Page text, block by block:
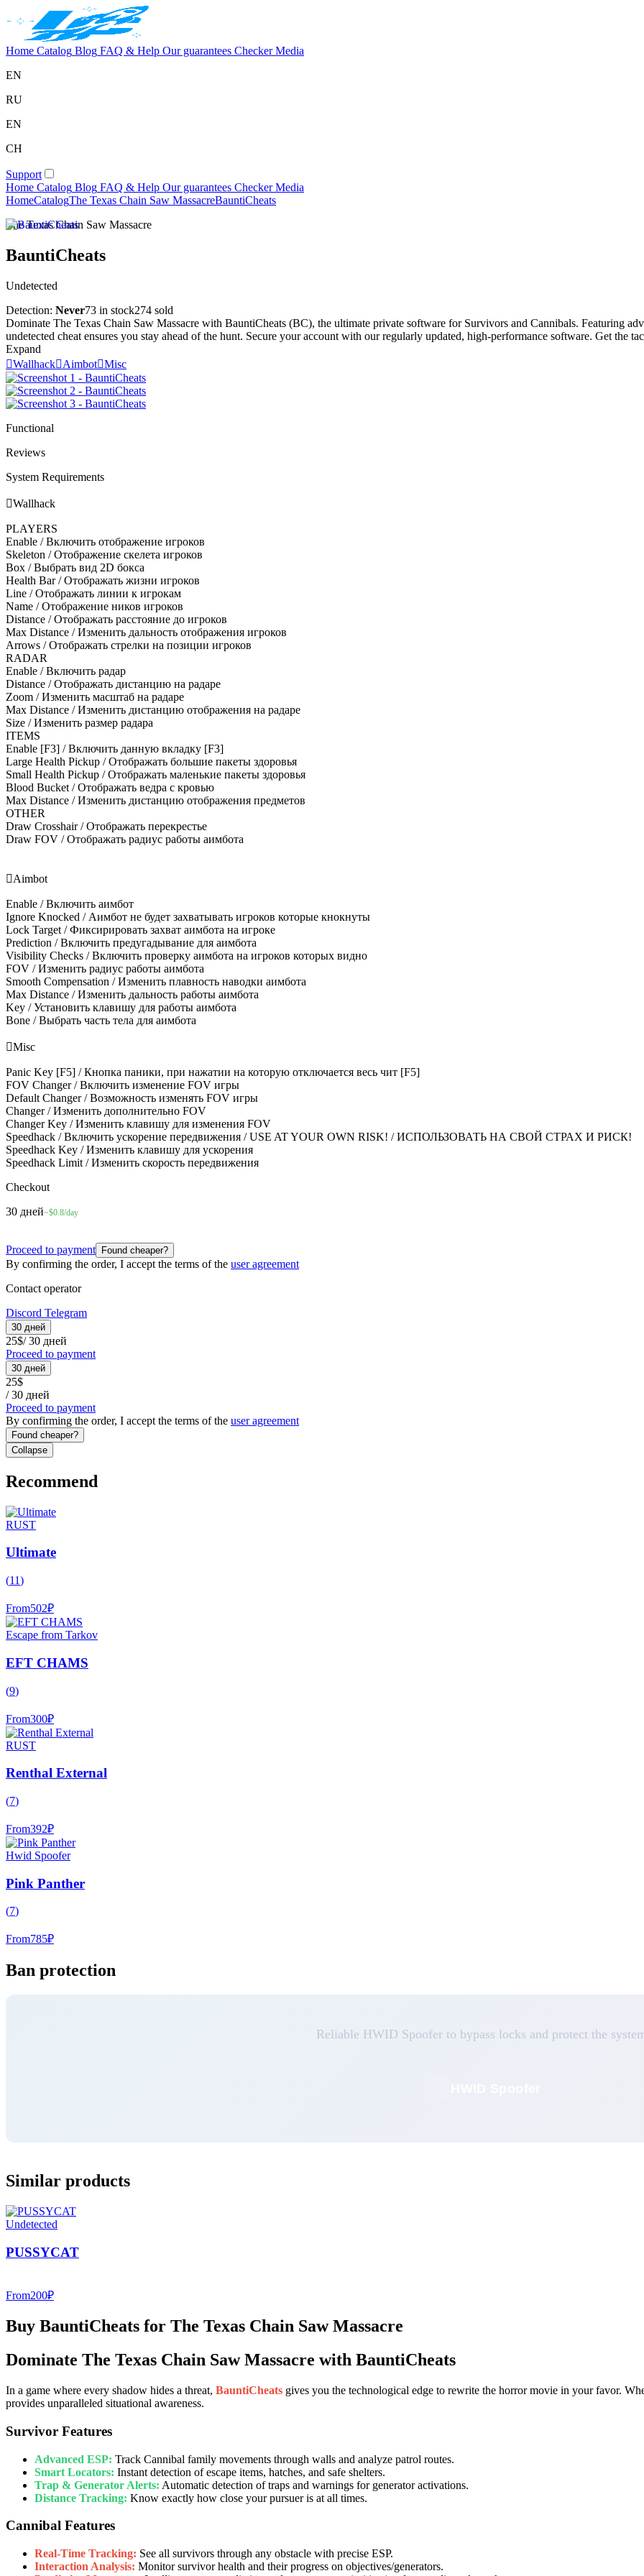
Home Catalog Blog FAQ & Help Our guarantees Checker Media
EN
RU
EN
CH
Support
Home Catalog Blog FAQ & Help Our guarantees Checker Media
HomeCatalogThe Texas Chain Saw MassacreBauntiCheats
The Texas Chain Saw Massacre
BauntiCheats
Undetected
Detection: Never73 in stock274 sold
Dominate The Texas Chain Saw Massacre with BauntiCheats (BC), the ultimate private software for Survivors and Cannibals. Featuring
undetected cheat ensures you stay ahead of the hunt. Secure your account with our regularly updated, high-performance software. Get the
Expand
WallhackAimbotMisc
Functional
Reviews
System Requirements
Wallhack
PLAYERS​
Enable / Включить отображение игроков
Skeleton / Отображение скелета игроков
Box / Выбрать вид 2D бокса
Health Bar / Отображать жизни игроков
Line / Отображать линии к игрокам
Name / Отображение ников игроков
Distance / Отображать расстояние до игроков
Max Distance / Изменить дальность отображения игроков
Arrows / Отображать стрелки на позиции игроков
RADAR​
Enable / Включить радар
Distance / Отображать дистанцию на радаре
Zoom / Изменить масштаб на радаре
Max Distance / Изменить дистанцию отображения на радаре
Size / Изменить размер радара
ITEMS​
Enable [F3] / Включить данную вкладку [F3]
Large Health Pickup / Отображать большие пакеты здоровья
Small Health Pickup / Отображать маленькие пакеты здоровья
Blood Bucket / Отображать ведра с кровью
Max Distance / Изменить дистанцию отображения предметов
OTHER​
Draw Crosshair / Отображать перекрестье
Draw FOV / Отображать радиус работы аимбота
Aimbot
Enable / Включить аимбот
Ignore Knocked / Аимбот не будет захватывать игроков которые кнокнуты
Lock Target / Фиксирировать захват аимбота на игроке
Prediction / Включить предугадывание для аимбота
Visibility Checks / Включить проверку аимбота на игроков которых видно
FOV / Изменить радиус работы аимбота
Smooth Compensation / Изменить плавность наводки аимбота
Max Distance / Изменить дальность работы аимбота
Key / Установить клавишу для работы аимбота
Bone / Выбрать часть тела для аимбота
Misc
Panic Key [F5] / Кнопка паники, при нажатии на которую отключается весь чит [F5]
FOV Changer / Включить изменение FOV игры
Default Changer / Возможность изменять FOV игры
Changer / Изменить дополнительно FOV
Changer Key / Изменить клавишу для изменения FOV
Speedhack / Включить ускорение передвижения / USE AT YOUR OWN RISK! / ИСПОЛЬЗОВАТЬ НА СВОЙ СТРАХ И РИСК!
Speedhack Key / Изменить клавишу для ускорения
Speedhack Limit / Изменить скорость передвижения
Checkout
30 дней~$0.8/day
Proceed to payment Found cheaper?
By confirming the order, I accept the terms of the user agreement
Contact operator
Discord Telegram
30 дней
25$/30 дней
Proceed to payment
30 дней
25$
/30 дней
Proceed to payment
By confirming the order, I accept the terms of the user agreement
Found cheaper?
Collapse
Recommend
RUST
Ultimate
(11)
From502₽
Escape from Tarkov
EFT CHAMS
(9)
From300₽
RUST
Renthal External
(7)
From392₽
Hwid Spoofer
Pink Panther
(7)
From785₽
Ban protection
Reliable HWID Spoofer to bypass locks and protect the
Similar products
Undetected
PUSSYCAT
From200₽
Buy BauntiCheats for The Texas Chain Saw Massacre
Dominate The Texas Chain Saw Massacre with BauntiCheats
In a game where every shadow hides a threat, BauntiCheats gives you the technological edge to rewrite the horror movie in your favor.
provides unparalleled situational awareness.
Survivor Features
Advanced ESP: Track Cannibal family movements through walls and analyze patrol routes.
Smart Locators: Instant detection of escape items, hatches, and safe shelters.
Trap & Generator Alerts: Automatic detection of traps and warnings for generator activations.
Distance Tracking: Know exactly how close your pursuer is at all times.
Cannibal Features
Real-Time Tracking: See all survivors through any obstacle with precise ESP.
Interaction Analysis: Monitor survivor health and their progress on objectives/generators.